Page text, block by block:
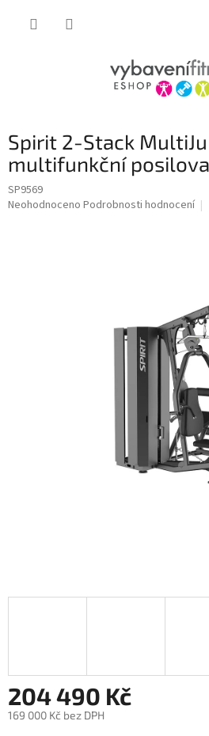
Spirit 2-Stack
multifunkční
SP9569
Průměrné
Neohodnoceno Podrobnosti hodnocení
204 490 Kč
169 000 Kč bez DPH